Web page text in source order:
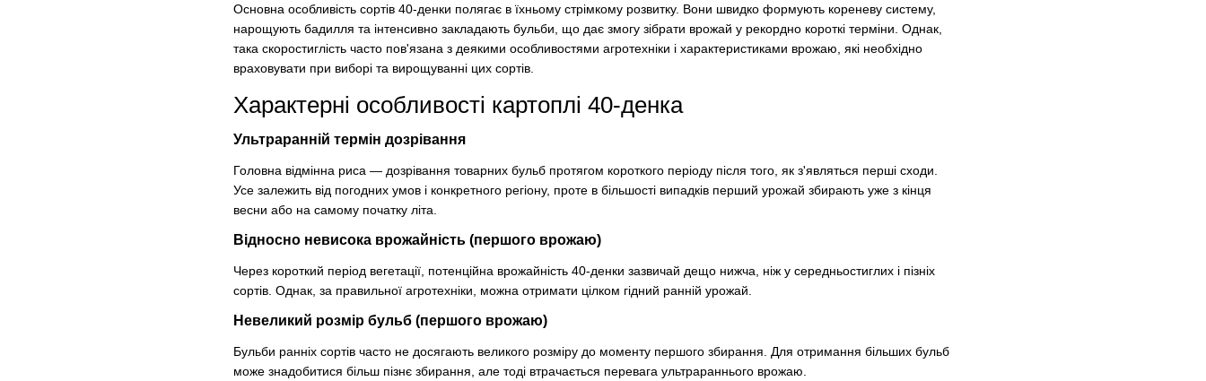
Основна особливість сортів 40-денки полягає в їхньому стрімкому розвитку. Вони швидко формують кореневу систему,
нарощують бадилля та інтенсивно закладають бульби, що дає змогу зібрати врожай у рекордно короткі терміни. Однак,
така скоростиглість часто пов'язана з деякими особливостями агротехніки і характеристиками врожаю, які необхідно
враховувати при виборі та вирощуванні цих сортів.
Характерні особливості картоплі 40-денка
Ультраранній термін дозрівання
Головна відмінна риса — дозрівання товарних бульб протягом короткого періоду після того, як з'являться перші сходи.
Усе залежить від погодних умов і конкретного регіону, проте в більшості випадків перший урожай збирають уже з кінця
весни або на самому початку літа.
Відносно невисока врожайність (першого врожаю)
Через короткий період вегетації, потенційна врожайність 40-денки зазвичай дещо нижча, ніж у середньостиглих і пізніх
сортів. Однак, за правильної агротехніки, можна отримати цілком гідний ранній урожай.
Невеликий розмір бульб (першого врожаю)
Бульби ранніх сортів часто не досягають великого розміру до моменту першого збирання. Для отримання більших бульб
може знадобитися більш пізнє збирання, але тоді втрачається перевага ультрараннього врожаю.